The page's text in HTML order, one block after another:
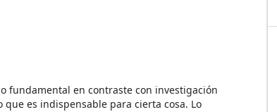
fundamental en contraste con investigación
es indispensable para cierta cosa. Lo